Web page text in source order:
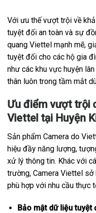
Với ưu thế vượt trội về
tuyệt đối an toàn và sự
quang Viettel mạnh mẽ,
tuyệt đối cho các hộ gia
như các khu vực huyện
thân luôn trong tầm mắt
Ưu điểm vượt trội
Viettel tại Huyện
Sản phẩm Camera do
hiệu đầy năng lượng,
xử lý thông tin. Khác với
trường, Camera Viettel sở
phù hợp với nhu cầu thực
Bảo mật dữ liệu tuyệt